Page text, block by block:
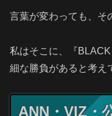
言葉が変わっても、そ
私はそこに、『
細な勝負があると考え
ANN・VIZ・